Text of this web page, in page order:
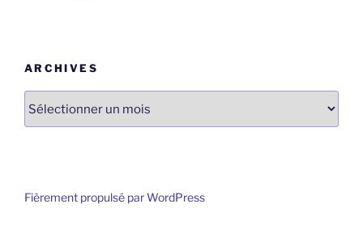
ARCHIVES
Fièrement propulsé par WordPress